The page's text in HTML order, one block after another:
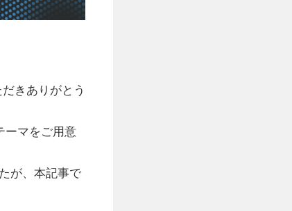
きありがとう
ーマをご用意
が、本記事で